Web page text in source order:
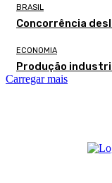
BRASIL
Concorrência
ECONOMIA
Produção
Carregar mais